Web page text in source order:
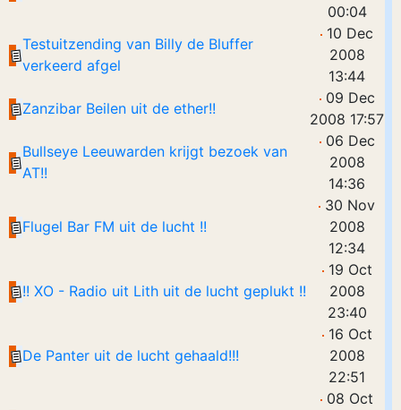
00:04
Testuitzending van Billy de Bluffer
verkeerd afgel
10 Dec
2008
13:44
Zanzibar Beilen uit de ether!!
09 Dec
2008 17:57
Bullseye Leeuwarden krijgt bezoek van
AT!!
06 Dec
2008
14:36
Flugel Bar FM uit de lucht !!
30 Nov
2008
12:34
!! XO - Radio uit Lith uit de lucht geplukt !!
19 Oct
2008
23:40
De Panter uit de lucht gehaald!!!
16 Oct
2008
22:51
08 Oct